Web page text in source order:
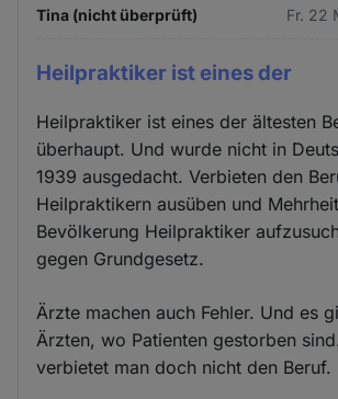
Tina (nicht überprüft) Fr. 22
Heilpraktiker ist eines der
Heilpraktiker ist eines der ältesten
überhaupt. Und wurde nicht in
1939 ausgedacht. Verbieten den
Heilpraktikern ausüben und
Bevölkerung Heilpraktiker
gegen Grundgesetz.
Ärzte machen auch Fehler. Und es
Ärzten, wo Patienten gestorben
verbietet man doch nicht den Beruf.